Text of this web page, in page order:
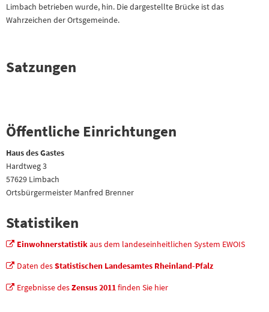
Limbach betrieben wurde, hin. Die dargestellte Brücke ist das
Wahrzeichen der Ortsgemeinde.
Satzungen
Öffentliche Einrichtungen
Haus des Gastes
Hardtweg 3
57629 Limbach
Ortsbürgermeister Manfred Brenner
Statistiken
Einwohnerstatistikaus dem landeseinheitlichen System EWOIS
Daten desStatistischen Landesamtes Rheinland-Pfalz
Ergebnisse desZensus 2011finden Sie hier